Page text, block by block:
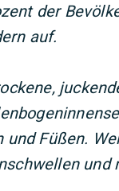
der
auf.
Füßen.
und